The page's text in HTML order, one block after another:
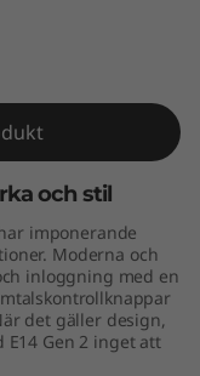
och stil
imponerande
Moderna och
inloggning med en
det gäller design,
E14 Gen 2 inget att